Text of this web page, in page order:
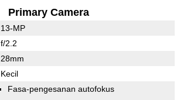
Primary Camera
13-MP
f/2.2
28mm
Kecil
Fasa-pengesanan autofokus